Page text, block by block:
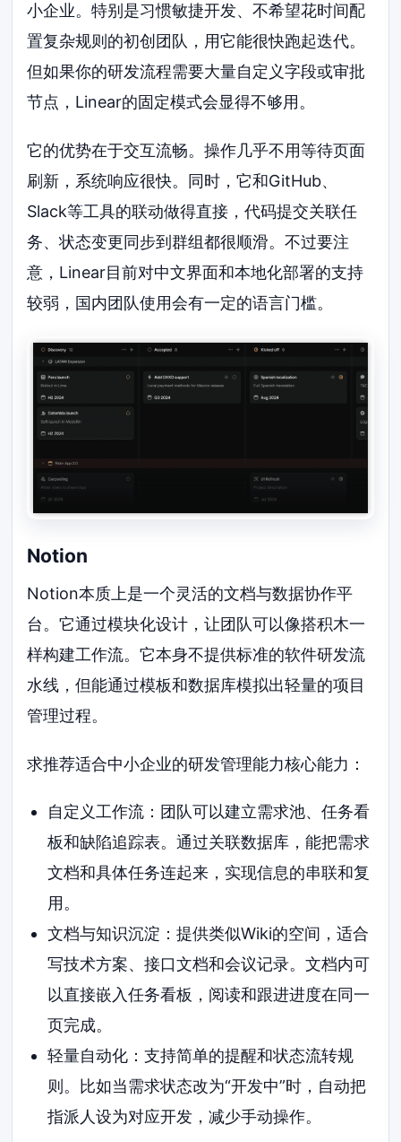
小企业。特别是习惯敏捷开发、不希望花时间配
置复杂规则的初创团队，用它能很快跑起迭代。
但如果你的研发流程需要大量自定义字段或审批
节点，Linear的固定模式会显得不够用。
它的优势在于交互流畅。操作几乎不用等待页面
刷新，系统响应很快。同时，它和GitHub、
Slack等工具的联动做得直接，代码提交关联任
务、状态变更同步到群组都很顺滑。不过要注
意，Linear目前对中文界面和本地化部署的支持
较弱，国内团队使用会有一定的语言门槛。
Notion
Notion本质上是一个灵活的文档与数据协作平
台。它通过模块化设计，让团队可以像搭积木一
样构建工作流。它本身不提供标准的软件研发流
水线，但能通过模板和数据库模拟出轻量的项目
管理过程。
求推荐适合中小企业的研发管理能力核心能力：
自定义工作流：团队可以建立需求池、任务看
板和缺陷追踪表。通过关联数据库，能把需求
文档和具体任务连起来，实现信息的串联和复
用。
文档与知识沉淀：提供类似Wiki的空间，适合
写技术方案、接口文档和会议记录。文档内可
以直接嵌入任务看板，阅读和跟进进度在同一
页完成。
轻量自动化：支持简单的提醒和状态流转规
则。比如当需求状态改为“开发中”时，自动把
指派人设为对应开发，减少手动操作。